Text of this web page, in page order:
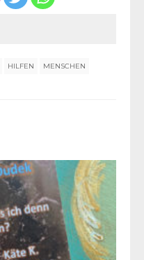
HILFEN
MENSCHEN